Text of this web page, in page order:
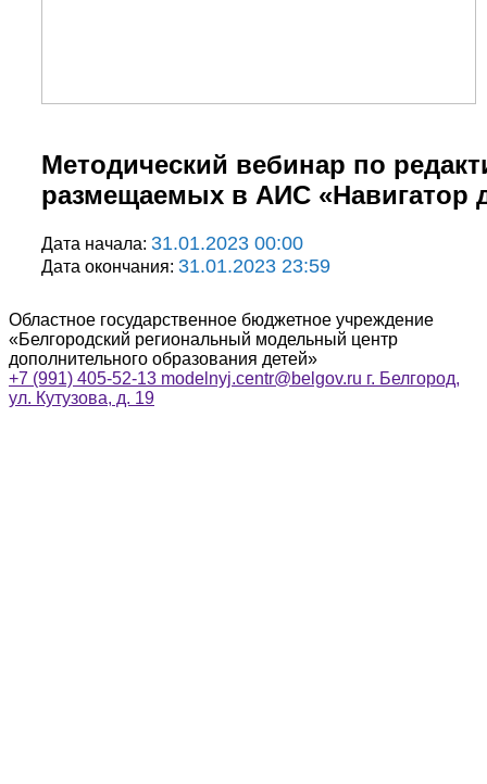
Методический вебинар по
размещаемых в АИС «Навигатор
Дата начала: 31.01.2023 00:00
Дата окончания: 31.01.2023 23:59
Областное государственное бюджетное учреждение
«Белгородский региональный модельный центр
дополнительного образования детей»
+7 (991) 405-52-13 modelnyj.centr@belgov.ru г. Белгород,
ул. Кутузова, д. 19